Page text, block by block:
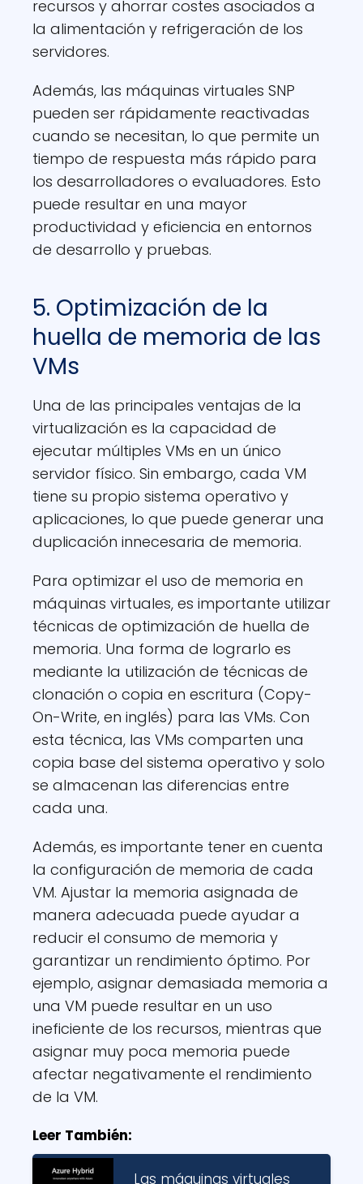
recursos y ahorrar costes asociados a
la alimentación y refrigeración de los
servidores.
Además, las máquinas virtuales SNP
pueden ser rápidamente reactivadas
cuando se necesitan, lo que permite un
tiempo de respuesta más rápido para
los desarrolladores o evaluadores. Esto
puede resultar en una mayor
productividad y eficiencia en entornos
de desarrollo y pruebas.
5. Optimización de la
huella de memoria de las
VMs
Una de las principales ventajas de la
virtualización es la capacidad de
ejecutar múltiples VMs en un único
servidor físico. Sin embargo, cada VM
tiene su propio sistema operativo y
aplicaciones, lo que puede generar una
duplicación innecesaria de memoria.
Para optimizar el uso de memoria en
máquinas virtuales, es importante utilizar
técnicas de optimización de huella de
memoria. Una forma de lograrlo es
mediante la utilización de técnicas de
clonación o copia en escritura (Copy-
On-Write, en inglés) para las VMs. Con
esta técnica, las VMs comparten una
copia base del sistema operativo y solo
se almacenan las diferencias entre
cada una.
Además, es importante tener en cuenta
la configuración de memoria de cada
VM. Ajustar la memoria asignada de
manera adecuada puede ayudar a
reducir el consumo de memoria y
garantizar un rendimiento óptimo. Por
ejemplo, asignar demasiada memoria a
una VM puede resultar en un uso
ineficiente de los recursos, mientras que
asignar muy poca memoria puede
afectar negativamente el rendimiento
de la VM.
Leer También:
Las máquinas virtuales